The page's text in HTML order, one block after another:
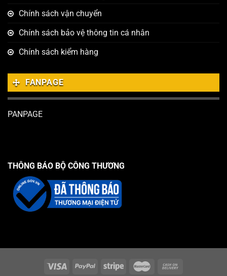
Chính sách vận chuyển
Chính sách bảo vệ thông tin cá nhân
Chính sách kiểm hàng
FANPAGE
PANPAGE
THÔNG BÁO BỘ CÔNG THƯƠNG